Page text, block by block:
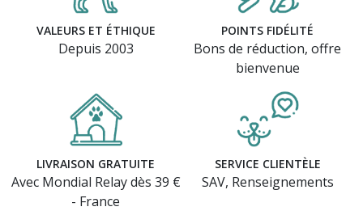
VALEURS ET ÉTHIQUE
Depuis 2003
POINTS FIDÉLITÉ
Bons de réduction, offre
bienvenue
LIVRAISON GRATUITE
Avec Mondial Relay dès 39 €
- France
SERVICE CLIENTÈLE
SAV, Renseignements